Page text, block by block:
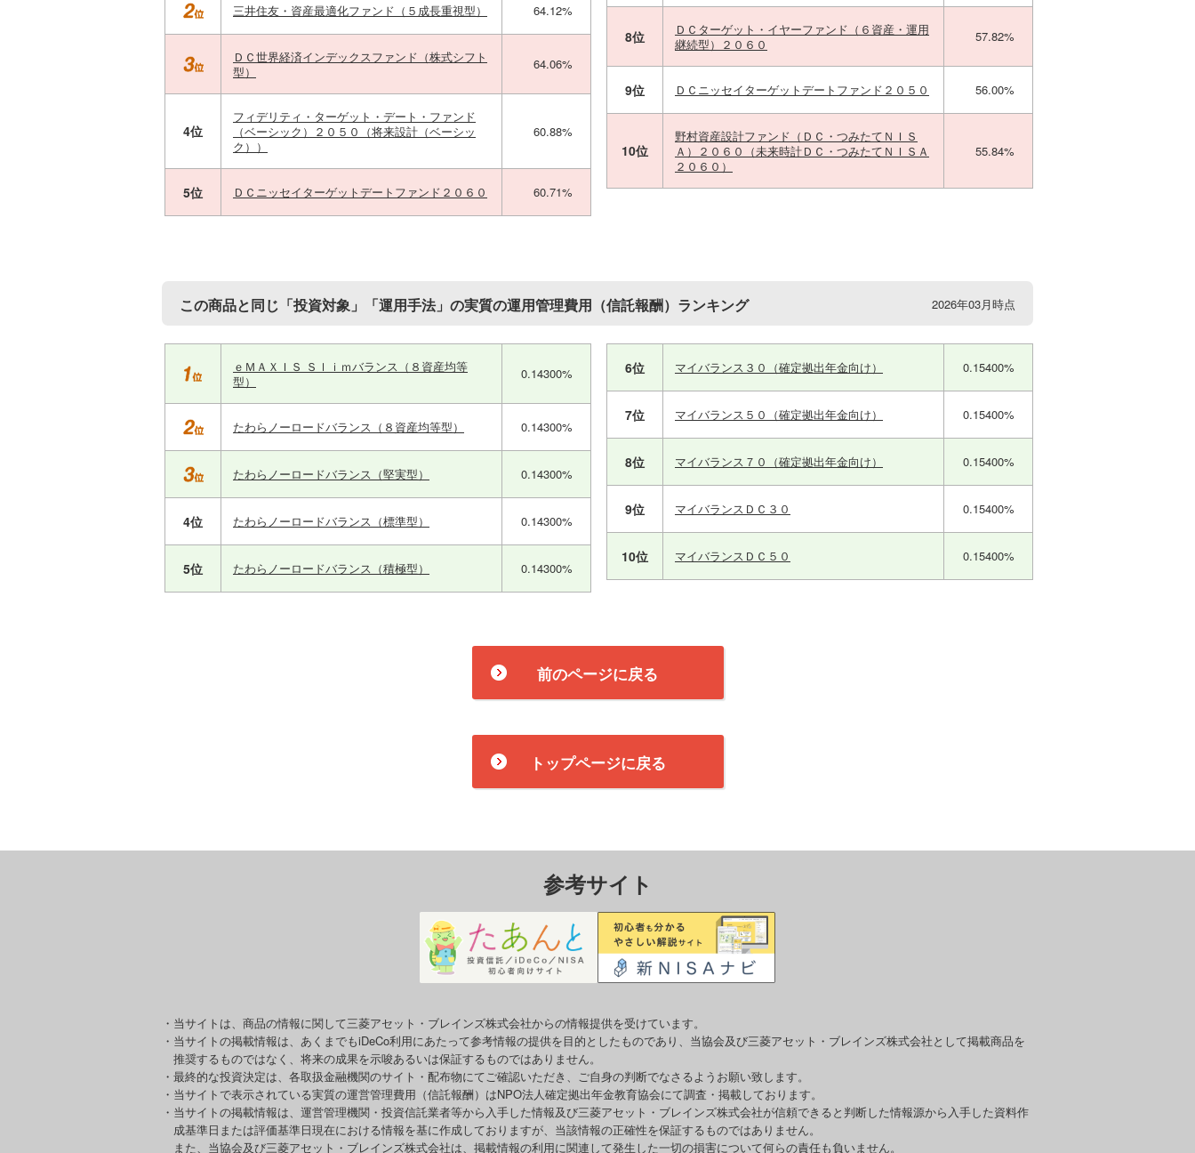
三井住友・資産最適化ファンド（５成長重視型） 64.12%
ＤＣ世界経済インデックスファンド（株式シフト
型）
64.06%
4位
フィデリティ・ターゲット・デート・ファンド
（ベーシック）２０５０（将来設計（ベーシッ
ク））
60.88%
5位 ＤＣニッセイターゲットデートファンド２０６０ 60.71%
8位
ＤＣターゲット・イヤーファンド（６資産・運用
継続型）２０６０
57.82%
9位 ＤＣニッセイターゲットデートファンド２０５０ 56.00%
10位
野村資産設計ファンド（ＤＣ・つみたてＮＩＳ
Ａ）２０６０（未来時計ＤＣ・つみたてＮＩＳＡ
２０６０）
55.84%
この商品と同じ「投資対象」「運用手法」の実質の運用管理費用（信託報酬）ランキング 2026年03月時点
ｅＭＡＸＩＳ Ｓｌｉｍバランス（８資産均等
型）
0.14300%
たわらノーロードバランス（８資産均等型） 0.14300%
たわらノーロードバランス（堅実型） 0.14300%
4位 たわらノーロードバランス（標準型） 0.14300%
5位 たわらノーロードバランス（積極型） 0.14300%
6位 マイバランス３０（確定拠出年金向け） 0.15400%
7位 マイバランス５０（確定拠出年金向け） 0.15400%
8位 マイバランス７０（確定拠出年金向け） 0.15400%
9位 マイバランスＤＣ３０ 0.15400%
10位 マイバランスＤＣ５０ 0.15400%
前のページに戻る
トップページに戻る
参考サイト
・当サイトは、商品の情報に関して三菱アセット・ブレインズ株式会社からの情報提供を受けています。
・当サイトの掲載情報は、あくまでもiDeCo利用にあたって参考情報の提供を目的としたものであり、当協会及び三菱アセット・ブレインズ株式会社として掲載商品を
推奨するものではなく、将来の成果を示唆あるいは保証するものではありません。
・最終的な投資決定は、各取扱金融機関のサイト・配布物にてご確認いただき、ご自身の判断でなさるようお願い致します。
・当サイトで表示されている実質の運営管理費用（信託報酬）はNPO法人確定拠出年金教育協会にて調査・掲載しております。
・当サイトの掲載情報は、運営管理機関・投資信託業者等から入手した情報及び三菱アセット・ブレインズ株式会社が信頼できると判断した情報源から入手した資料作
成基準日または評価基準日現在における情報を基に作成しておりますが、当該情報の正確性を保証するものではありません。
また、当協会及び三菱アセット・ブレインズ株式会社は、掲載情報の利用に関連して発生した一切の損害について何らの責任も負いません。